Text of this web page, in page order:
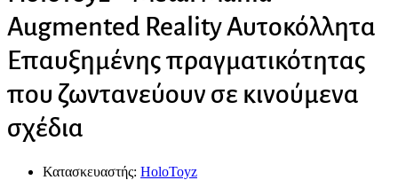
Augmented Reality Αυτοκόλλητα
Επαυξημένης πραγματικότητας
που ζωντανεύουν σε κινούμενα
σχέδια
Κατασκευαστής: HoloToyz